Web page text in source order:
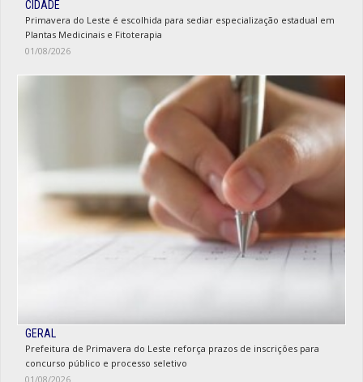
CIDADE
Primavera do Leste é escolhida para sediar especialização estadual em
Plantas Medicinais e Fitoterapia
01/08/2026
GERAL
Prefeitura de Primavera do Leste reforça prazos de inscrições para
concurso público e processo seletivo
01/08/2026